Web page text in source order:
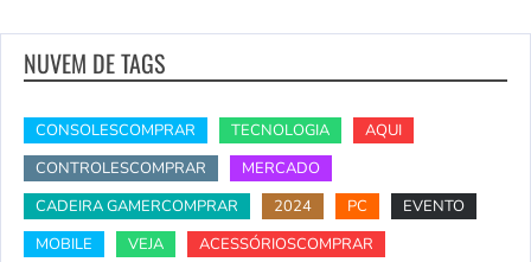
NUVEM DE TAGS
CONSOLESCOMPRAR TECNOLOGIA
AQUI
CONTROLESCOMPRAR
MERCADO
CADEIRA GAMERCOMPRAR
2024 PC
EVENTO
MOBILE
VEJA
ACESSÓRIOSCOMPRAR